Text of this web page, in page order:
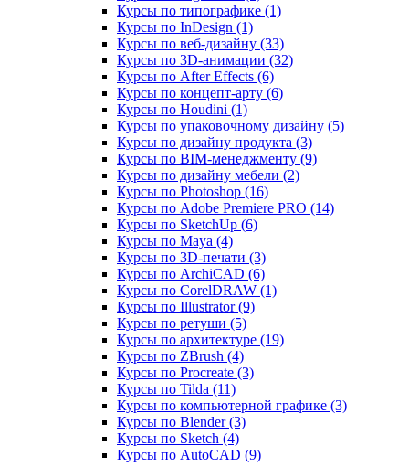
Курсы по типографике (1)
Курсы по InDesign (1)
Курсы по веб‑дизайну (33)
Курсы по 3D‑анимации (32)
Курсы по After Effects (6)
Курсы по концепт‑арту (6)
Курсы по Houdini (1)
Курсы по упаковочному дизайну (5)
Курсы по дизайну продукта (3)
Курсы по BIM‑менеджменту (9)
Курсы по дизайну мебели (2)
Курсы по Photoshop (16)
Курсы по Adobe Premiere PRO (14)
Курсы по SketchUp (6)
Курсы по Maya (4)
Курсы по 3D-печати (3)
Курсы по ArchiCAD (6)
Курсы по CorelDRAW (1)
Курсы по Illustrator (9)
Курсы по ретуши (5)
Курсы по архитектуре (19)
Курсы по ZBrush (4)
Курсы по Procreate (3)
Курсы по Tilda (11)
Курсы по компьютерной графике (3)
Курсы по Blender (3)
Курсы по Sketch (4)
Курсы по AutoCAD (9)